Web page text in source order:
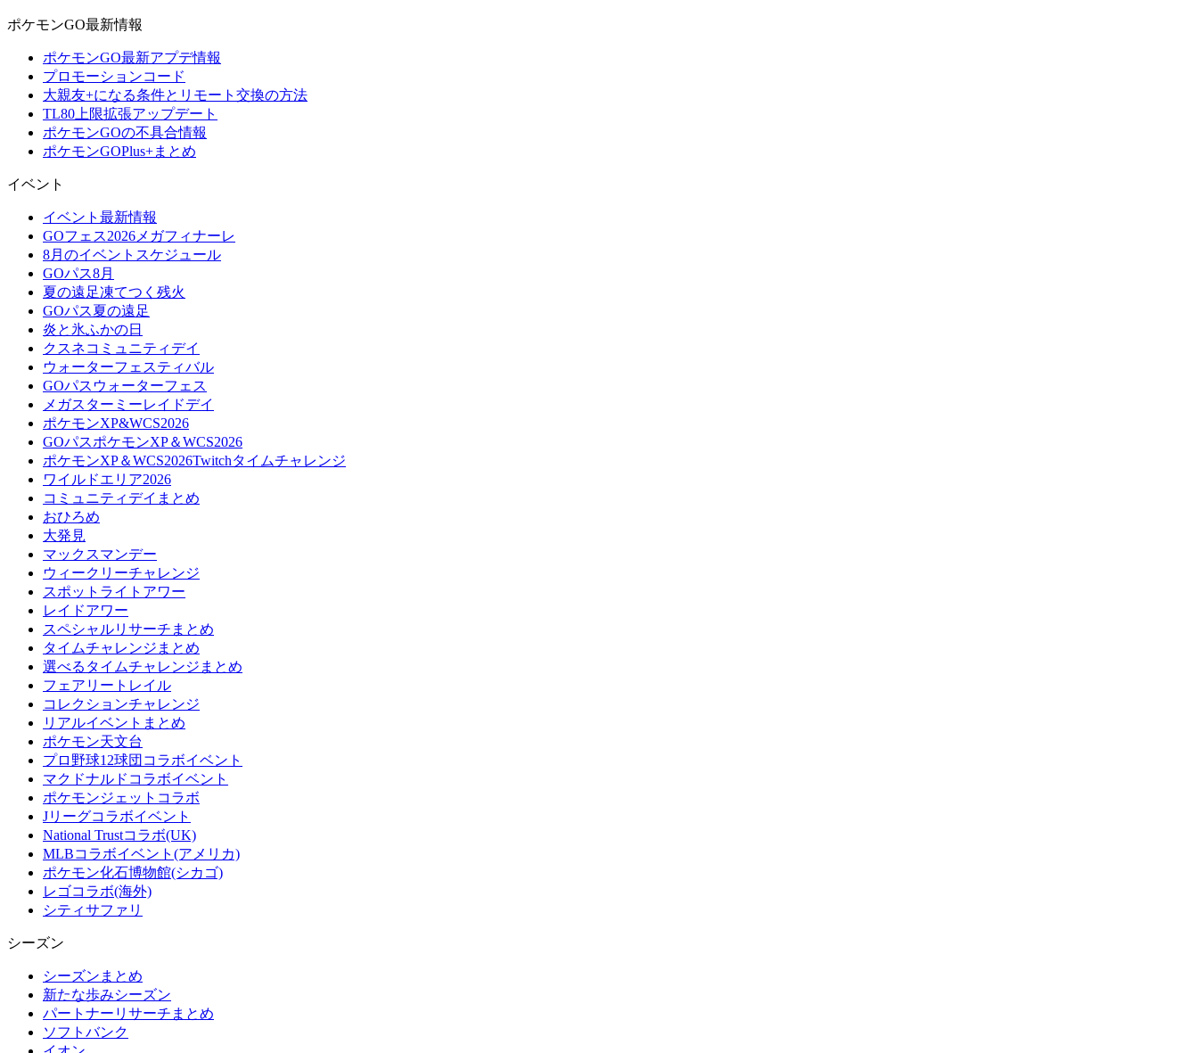
ポケモンGO最新情報
ポケモンGO最新アプデ情報
プロモーションコード
大親友+になる条件とリモート交換の方法
TL80上限拡張アップデート
ポケモンGOの不具合情報
ポケモンGOPlus+まとめ
イベント
イベント最新情報
GOフェス2026メガフィナーレ
8月のイベントスケジュール
GOパス8月
夏の遠足凍てつく残火
GOパス夏の遠足
炎と氷ふかの日
クスネコミュニティデイ
ウォーターフェスティバル
GOパスウォーターフェス
メガスターミーレイドデイ
ポケモンXP&WCS2026
GOパスポケモンXP＆WCS2026
ポケモンXP＆WCS2026Twitchタイムチャレンジ
ワイルドエリア2026
コミュニティデイまとめ
おひろめ
大発見
マックスマンデー
ウィークリーチャレンジ
スポットライトアワー
レイドアワー
スペシャルリサーチまとめ
タイムチャレンジまとめ
選べるタイムチャレンジまとめ
フェアリートレイル
コレクションチャレンジ
リアルイベントまとめ
ポケモン天文台
プロ野球12球団コラボイベント
マクドナルドコラボイベント
ポケモンジェットコラボ
Jリーグコラボイベント
National Trustコラボ(UK)
MLBコラボイベント(アメリカ)
ポケモン化石博物館(シカゴ)
レゴコラボ(海外)
シティサファリ
シーズン
シーズンまとめ
新たな歩みシーズン
パートナーリサーチまとめ
ソフトバンク